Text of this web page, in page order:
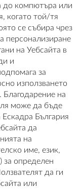
до компютъра или
когато той/тя
се събира чрез
персонализиране
на Уебсайта в
и
за
използването
Благодарение на
може да бъде
Ескадра България
да
на
име, език,
за определен
да ги
или